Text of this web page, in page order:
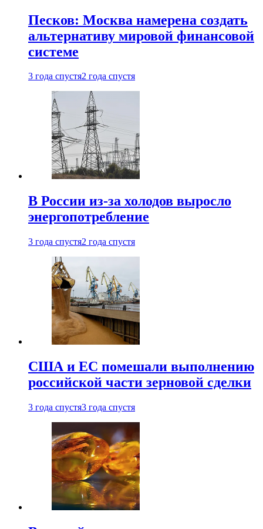
Песков: Москва намерена создать
альтернативу мировой финансовой
системе
3 года спустя2 года спустя
В России из-за холодов выросло
энергопотребление
3 года спустя2 года спустя
США и ЕС помешали выполнению
российской части зерновой сделки
3 года спустя3 года спустя